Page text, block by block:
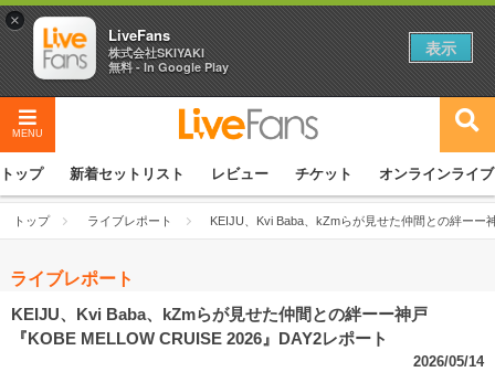
MENU
トップ 新着セットリスト レビュー チケット オンラインライブ
トップ ライブレポート KEIJU、Kvi Baba、kZmらが見せた仲間との絆ーー
ライブレポート
KEIJU、Kvi Baba、kZmらが見せた仲間との絆ーー神戸
『KOBE MELLOW CRUISE 2026』DAY2レポート
2026/05/14
×
LiveFans
株式会社SKIYAKI
無料 - In Google Play
表示